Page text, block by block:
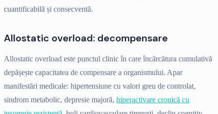
cuantificabilă și consecventă.
Allostatic overload: decompensare
Allostatic overload este punctul clinic în care încărcătura cumulativă
depășește capacitatea de compensare a organismului. Apar
manifestări medicale: hipertensiune cu valori greu de controlat,
sindrom metabolic, depresie majoră, hiperactivare cronică cu